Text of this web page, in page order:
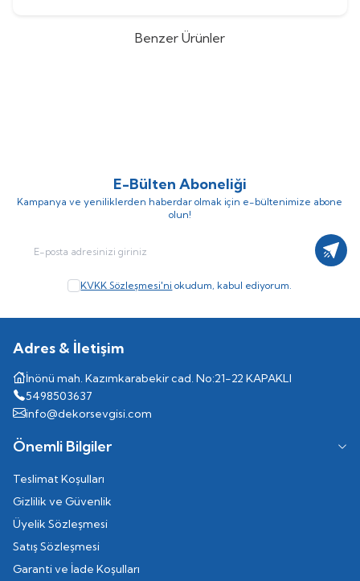
Benzer Ürünler
E-Bülten Aboneliği
Kampanya ve yeniliklerden haberdar olmak için e-bültenimize abone
olun!
KVKK Sözleşmesi'ni okudum, kabul ediyorum.
Adres & İletişim
İnönü mah. Kazımkarabekir cad. No:21-22 KAPAKLI
5498503637
info@dekorsevgisi.com
Önemli Bilgiler
Teslimat Koşulları
Gizlilik ve Güvenlik
Üyelik Sözleşmesi
Satış Sözleşmesi
Garanti ve İade Koşulları